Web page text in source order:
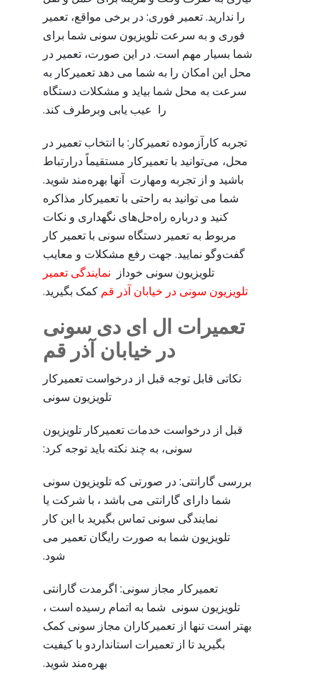
را ندارید. تعمیر فوری: در برخی مواقع، تعمیر
فوری و به سرعت تلویزیون سونی شما برای
شما بسیار مهم است. در این صورت، تعمیر در
محل این امکان را به شما می دهد تعمیرکار به
سرعت به محل شما بیاید و مشکلات دستگاه
را عیب یابی وبرطرف کند.
تجربه کارآزموده تعمیرکار: با انتخاب تعمیر در
محل، می‌توانید با تعمیرکار مستقیماً درارتباط
باشید و از تجربه ومهارت آنها بهره‌مند شوید.
شما می توانید به راحتی با تعمیرکار مذاکره
کنید و درباره راه‌حل‌های نگهداری و نکات
مربوط به تعمیر دستگاه سونی با تعمیر کار
گفت‌وگو نمایید. جهت رفع مشکلات و معایب
تلویزیون سونی خوداز نمایندگی تعمیر
تلویزیون سونی در خیابان آذر قم کمک بگیرید.
تعمیرات ال ای دی سونی
در خیابان آذر قم
نکاتی قابل توجه قبل از درخواست تعمیرکار
تلویزیون سونی
قبل از درخواست خدمات تعمیرکار تلویزیون
سونی، به چند نکته باید توجه کرد:
بررسی گارانتی: در صورتی که تلویزیون سونی
شما دارای گارانتی می باشد ، با شرکت یا
نمایندگی سونی تماس بگیرید با این کار
تلویزیون شما به صورت رایگان تعمیر می
شود.
تعمیرکار مجاز سونی: اگرمدت گارانتی
تلویزیون سونی شما به اتمام رسیده است ،
بهتر است تنها از تعمیرکاران مجاز سونی کمک
بگیرید تا از تعمیرات استانداردو با کیفیت
بهره‌مند شوید.